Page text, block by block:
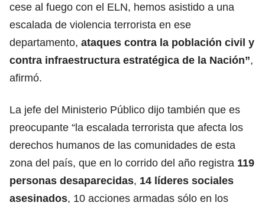
cese al fuego con el ELN, hemos asistido a una
escalada de violencia terrorista en ese
departamento, ataques contra la población civil y
contra infraestructura estratégica de la Nación”,
afirmó.
La jefe del Ministerio Público dijo también que es
preocupante “la escalada terrorista que afecta los
derechos humanos de las comunidades de esta
zona del país, que en lo corrido del año registra 119
personas desaparecidas, 14 líderes sociales
asesinados, 10 acciones armadas sólo en los